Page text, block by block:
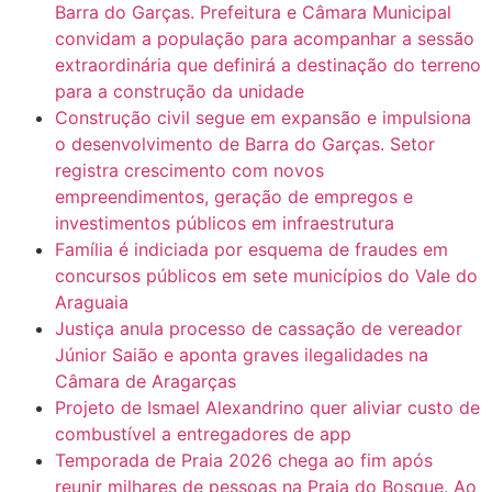
Barra do Garças. Prefeitura e Câmara Municipal
convidam a população para acompanhar a sessão
extraordinária que definirá a destinação do terreno
para a construção da unidade
Construção civil segue em expansão e impulsiona
o desenvolvimento de Barra do Garças. Setor
registra crescimento com novos
empreendimentos, geração de empregos e
investimentos públicos em infraestrutura
Família é indiciada por esquema de fraudes em
concursos públicos em sete municípios do Vale do
Araguaia
Justiça anula processo de cassação de vereador
Júnior Saião e aponta graves ilegalidades na
Câmara de Aragarças
Projeto de Ismael Alexandrino quer aliviar custo de
combustível a entregadores de app
Temporada de Praia 2026 chega ao fim após
reunir milhares de pessoas na Praia do Bosque. Ao